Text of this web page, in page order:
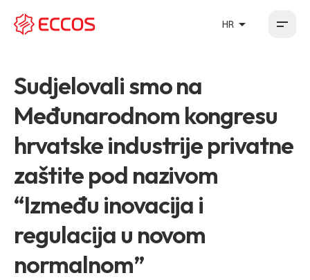
HR arrow_drop_up
Sudjelovali smo na
Međunarodnom kongresu
hrvatske industrije privatne
zaštite pod nazivom
“Između inovacija i
regulacija u novom
normalnom”